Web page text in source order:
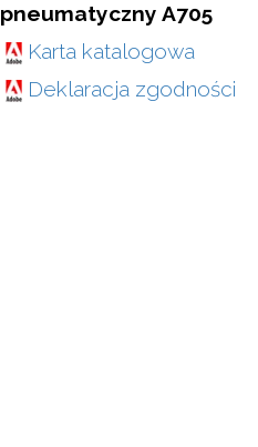
pneumatyczny A705
Karta katalogowa
Deklaracja zgodności